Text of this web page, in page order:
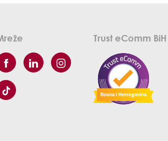
Trust eComm BiH